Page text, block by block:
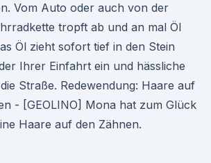
Vom Auto oder auch von der
tropft ab und an mal Öl
Öl zieht sofort tief in den Stein
Ihrer Einfahrt ein und hässliche
Straße. Redewendung: Haare auf
- [GEOLINO] Mona hat zum Glück
Haare auf den Zähnen.